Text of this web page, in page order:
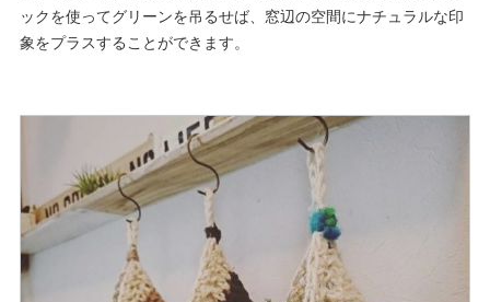
ックを使ってグリーンを吊るせば、窓辺の空間にナチュラルな印
象をプラスすることができます。